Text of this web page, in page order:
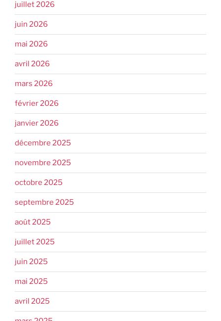
juillet 2026
juin 2026
mai 2026
avril 2026
mars 2026
février 2026
janvier 2026
décembre 2025
novembre 2025
octobre 2025
septembre 2025
août 2025
juillet 2025
juin 2025
mai 2025
avril 2025